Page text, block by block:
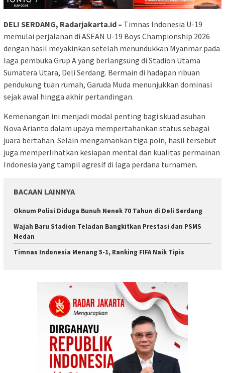
DELI SERDANG, Radarjakarta.id – Timnas Indonesia U-19
memulai perjalanan di ASEAN U-19 Boys Championship 2026
dengan hasil meyakinkan setelah menundukkan Myanmar pada
laga pembuka Grup A yang berlangsung di Stadion Utama
Sumatera Utara, Deli Serdang. Bermain di hadapan ribuan
pendukung tuan rumah, Garuda Muda menunjukkan dominasi
sejak awal hingga akhir pertandingan.
Kemenangan ini menjadi modal penting bagi skuad asuhan
Nova Arianto dalam upaya mempertahankan status sebagai
juara bertahan. Selain mengamankan tiga poin, hasil tersebut
juga memperlihatkan kesiapan mental dan kualitas permainan
Indonesia yang tampil agresif di laga perdana turnamen.
BACAAN LAINNYA
Oknum Polisi Diduga Bunuh Nenek 70 Tahun di Deli Serdang
Wajah Baru Stadion Teladan Bangkitkan Prestasi dan PSMS
Medan
Timnas Indonesia Menang 5-1, Ranking FIFA Naik Tipis